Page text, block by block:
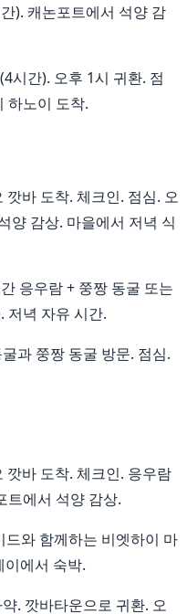
). 캐논포트에서 석양 감
시간). 오후 1시 귀환. 점
하노이 도착.
바 도착. 체크인. 점심. 오
양 감상. 마을에서 저녁 식
응우람 + 쭝짱 동굴 또는
저녁 자유 시간.
과 쭝짱 동굴 방문. 점심.
깟바 도착. 체크인. 응우람
트에서 석양 감상.
와 함께하는 비엣하이 마
에서 숙박.
. 깟바타운으로 귀환. 오